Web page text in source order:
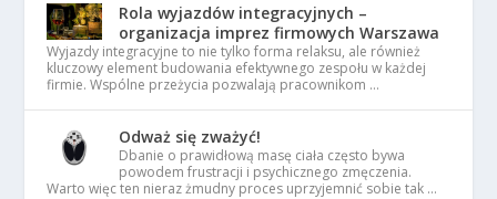
Rola wyjazdów integracyjnych –
organizacja imprez firmowych Warszawa
Wyjazdy integracyjne to nie tylko forma relaksu, ale również
kluczowy element budowania efektywnego zespołu w każdej
firmie. Wspólne przeżycia pozwalają pracownikom …
Odważ się zważyć!
Dbanie o prawidłową masę ciała często bywa
powodem frustracji i psychicznego zmęczenia.
Warto więc ten nieraz żmudny proces uprzyjemnić sobie tak …